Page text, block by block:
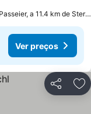
St. Leonhard in Passeier, a 11.4 km de Sterzing
Ver preços
Partilhar